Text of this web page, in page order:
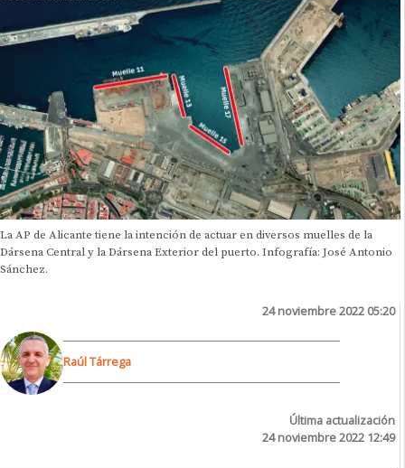
La AP de Alicante tiene la intención de actuar en diversos muelles de la
Dársena Central y la Dársena Exterior del puerto. Infografía: José Antonio
Sánchez.
24 noviembre 2022 05:20
Raúl Tárrega
Última actualización
24 noviembre 2022 12:49